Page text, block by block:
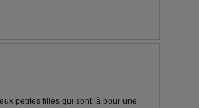
petites filles qui sont là pour une